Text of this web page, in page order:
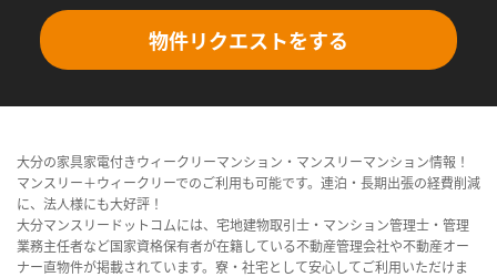
物件リクエストをする
大分の家具家電付きウィークリーマンション・マンスリーマンション情報！
マンスリー＋ウィークリーでのご利用も可能です。連泊・長期出張の経費削減
に、法人様にも大好評！
大分マンスリードットコムには、宅地建物取引士・マンション管理士・管理
業務主任者など国家資格保有者が在籍している不動産管理会社や不動産オー
ナー直物件が掲載されています。寮・社宅として安心してご利用いただけま